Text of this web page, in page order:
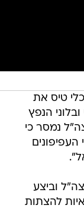
טיס את
הנפץ
נמסר כי
וביצע
להצתות